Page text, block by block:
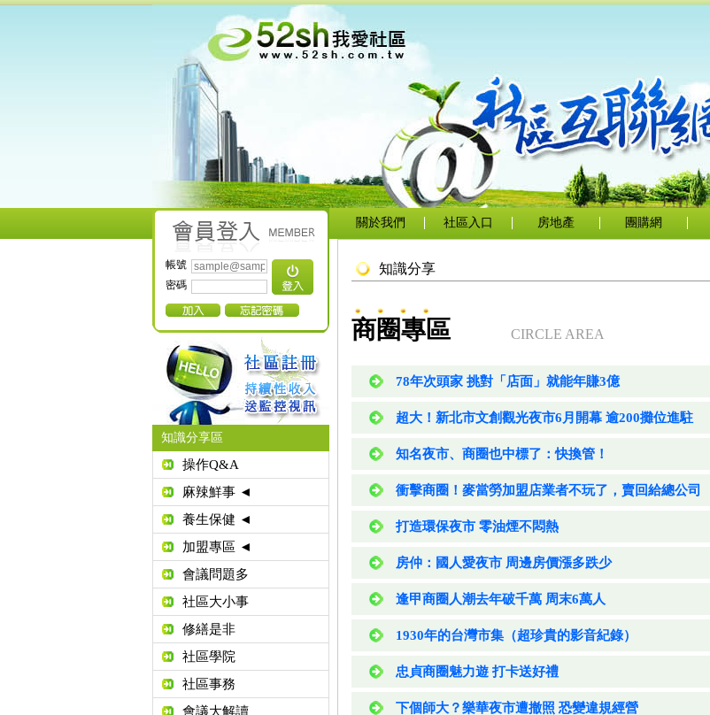
帳號
密碼
知識分享區
操作Q&A
麻辣鮮事 ◄
養生保健 ◄
加盟專區 ◄
會議問題多
社區大小事
修繕是非
社區學院
社區事務
會議大解讀
關於我們 社區入口 房地產 團購網
知識分享
商圈專區 CIRCLE AREA
78年次頭家 挑對「店面」就能年賺3億
超大！新北市文創觀光夜市6月開幕 逾200攤位進駐
知名夜市、商圈也中標了：快換管！
衝擊商圈！麥當勞加盟店業者不玩了，賣回給總公司
打造環保夜市 零油煙不悶熱
房仲：國人愛夜市 周邊房價漲多跌少
逢甲商圈人潮去年破千萬 周末6萬人
1930年的台灣市集（超珍貴的影音紀錄）
忠貞商圈魅力遊 打卡送好禮
下個師大？樂華夜市遭撤照 恐變違規經營